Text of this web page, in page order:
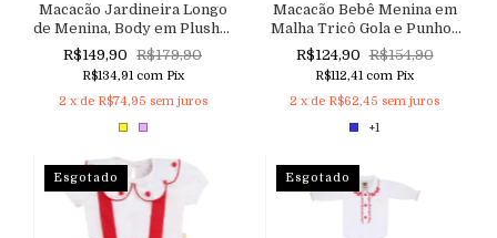
Macacão Jardineira Longo
de Menina, Body em Plush e
Jardineira em Malha
Tweed
R$149,90 R$179,90
R$134,91 com Pix
2 x de R$74,95 sem juros
Macacão Bebê Menina em
Malha Tricô Gola e Punhos
em Tricoline com Bordado
e Acabamento Nuvem
Aconchego
R$124,90 R$154,90
R$112,41 com Pix
2 x de R$62,45 sem juros
+1
Esgotado Esgotado